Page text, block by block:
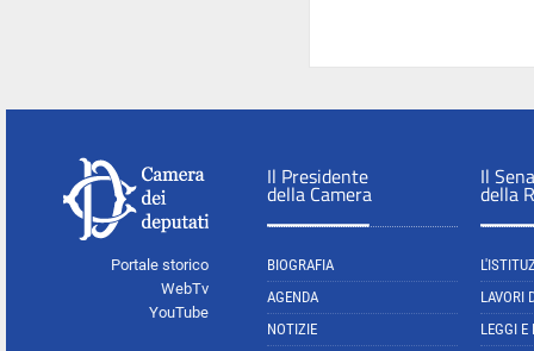
Portale storico
WebTv
YouTube
Il Presidente
della Camera
BIOGRAFIA
AGENDA
NOTIZIE
Il
della
LAVORI
LEGGI E